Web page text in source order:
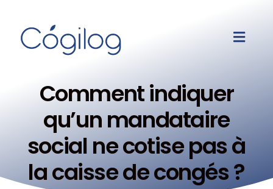
Comment indiquer
qu’un mandataire
social ne cotise pas à
la caisse de congés ?